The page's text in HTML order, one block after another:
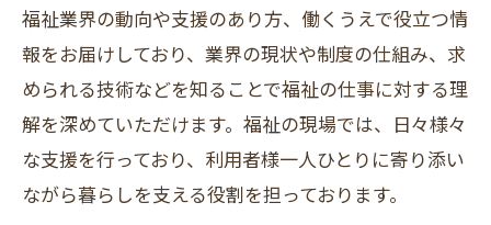
福祉業界の動向や支援のあり方、働くうえで役立つ情
報をお届けしており、業界の現状や制度の仕組み、求
められる技術などを知ることで福祉の仕事に対する理
解を深めていただけます。福祉の現場では、日々様々
な支援を行っており、利用者様一人ひとりに寄り添い
ながら暮らしを支える役割を担っております。